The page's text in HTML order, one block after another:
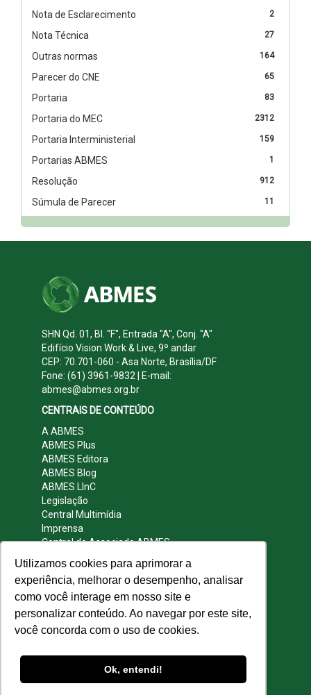
Utilizamos cookies para aprimorar a
experiência, melhorar o desempenho, analisar
como você interage em nosso site e
personalizar conteúdo. Ao navegar por este site,
você concorda com o uso de cookies.
Ok, entendi!
2
Nota de Esclarecimento
27
Nota Técnica
164
Outras normas
65
Parecer do CNE
83
Portaria
2312
Portaria do MEC
159
Portaria Interministerial
1
Portarias ABMES
912
Resolução
11
Súmula de Parecer
SHN Qd. 01, Bl. "F", Entrada "A", Conj. "A"
Edifício Vision Work & Live, 9º andar
CEP: 70.701-060 - Asa Norte, Brasília/DF
Fone: (61) 3961-9832 | E-mail:
abmes@abmes.org.br
CENTRAIS DE CONTEÚDO
A ABMES
ABMES Plus
ABMES Editora
ABMES Blog
ABMES LInC
Legislação
Central Multimídia
Imprensa
Central do Associado ABMES
REDES SOCIAIS
reservados.